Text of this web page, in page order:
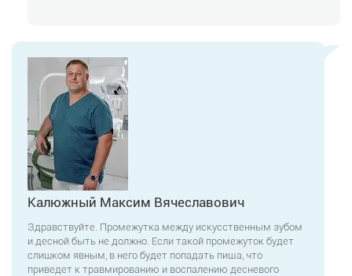
Калюжный Максим Вячеславович
Здравствуйте. Промежутка между искусственным зубом
и десной быть не должно. Если такой промежуток будет
слишком явным, в него будет попадать пища, что
приведет к травмированию и воспалению десневого